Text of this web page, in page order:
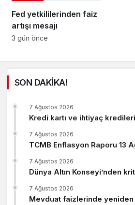
Fed yetkililerinden faiz
artışı mesajı
3 gün önce
SON DAKİKA!
Kredi kartı ve ihtiyaç
7 Ağustos 2026
TCMB Enflasyon Raporu 13
7 Ağustos 2026
Dünya Altın Konseyi’nden
7 Ağustos 2026
Mevduat faizlerinde
7 Ağustos 2026